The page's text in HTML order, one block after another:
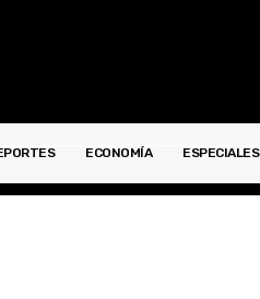
ECONOMÍA ESPECIALES